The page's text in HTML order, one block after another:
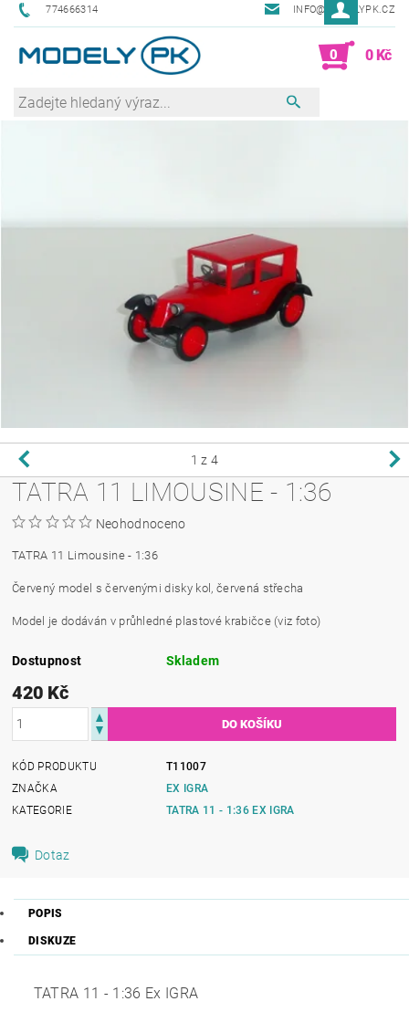
774666314 INFO@MODELYPK.CZ
0 0 Kč
1 z 4
TATRA 11 LIMOUSINE - 1:36
Neohodnoceno
TATRA 11 Limousine - 1:36
Červený model s červenými disky kol, červená střecha
Model je dodáván v průhledné plastové krabičce (viz foto)
Dostupnost Skladem
420 Kč
KÓD PRODUKTU
T11007
ZNAČKA
EX IGRA
KATEGORIE
TATRA 11 - 1:36 EX IGRA
Dotaz
POPIS
DISKUZE
TATRA 11 - 1:36 Ex IGRA